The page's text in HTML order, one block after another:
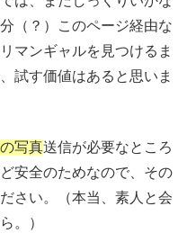
（？）このページ経由な
マンギャルを見つけるま
試す価値はあると思いま
写真送信が必要なところ
安全のためなので、その
さい。（本当、素人と会
。）